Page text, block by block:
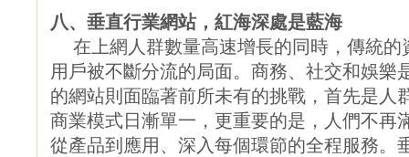
八、垂直行業網站，紅海深處是藍海
在上網人群數量高速增長的同時，傳統的
用戶被不斷分流的局面。商務、社交和娛樂
的網站則面臨著前所未有的挑戰，首先是人
商業模式日漸單一，更重要的是，人們不再
從產品到應用、深入每個環節的全程服務。